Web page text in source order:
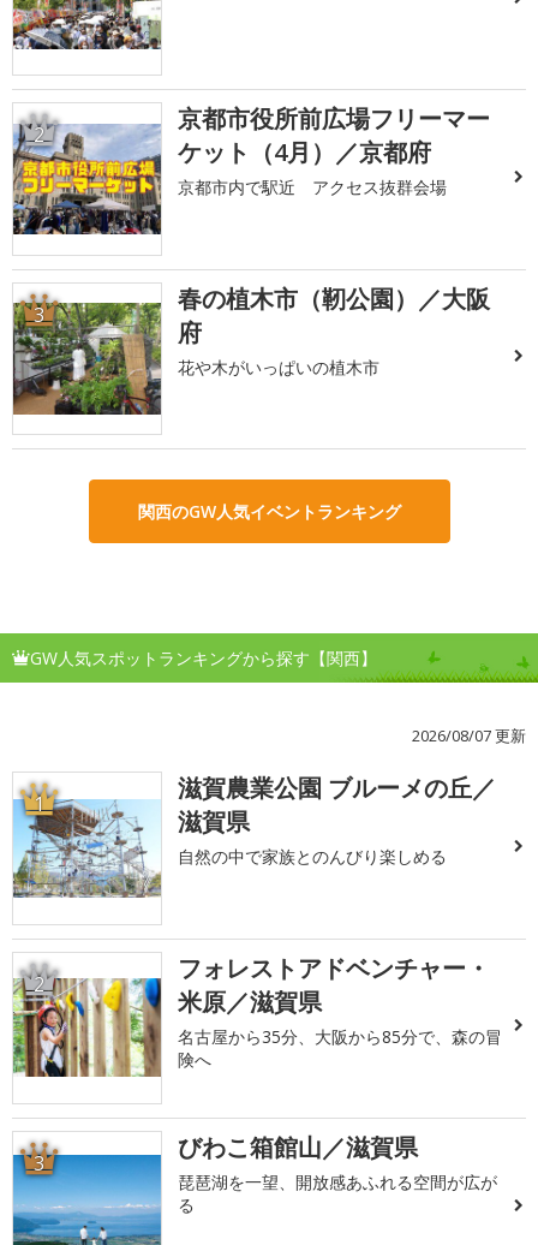
2
京都市役所前広場フリーマー
ケット（4月）／京都府
京都市内で駅近 アクセス抜群会場
3
春の植木市（靭公園）／大阪
府
花や木がいっぱいの植木市
関西のGW人気イベントランキング
GW人気スポットランキングから探す【関西】
2026/08/07 更新
1
滋賀農業公園 ブルーメの丘／
滋賀県
自然の中で家族とのんびり楽しめる
2
フォレストアドベンチャー・
米原／滋賀県
名古屋から35分、大阪から85分で、森の冒
険へ
3 びわこ箱館山／滋賀県
琵琶湖を一望、開放感あふれる空間が広が
る